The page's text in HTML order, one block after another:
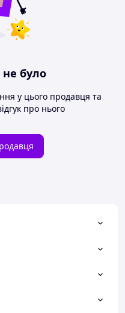
не було
у цього продавця та
про нього